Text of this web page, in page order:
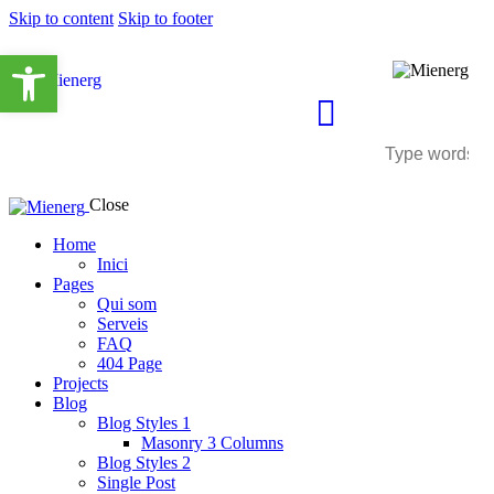
Skip to content Skip to footer
Close
Home
Inici
Pages
Qui som
Serveis
FAQ
404 Page
Projects
Blog
Blog Styles 1
Masonry 3 Columns
Blog Styles 2
Single Post
Obre la barra d'eines